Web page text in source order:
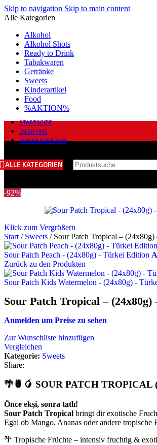
Skip to navigation Skip to main content
Alle Kategorien
Alkohol
Alkohol Shots
Ready to Drink
Tabakwaren
Getränke
Sweets
Kinderartikel
Food
%AKTION%
STARTSEITE
ÜBER UNS
KOMMUNIKATION
ALLE KATEGORIEN
-92%
Klick zum Vergrößern
Start / Sweets / Sour Patch Tropical –
Sour Patch Peach - (24x80g) - Türkei Edition
Zurück zu den Produkten
Sour Patch Kids Watermelon - (24x80g) -
Sour Patch Tropical –
Anmelden um Preise zu sehen
Zur Wunschliste hinzufügen
Vergleichen
Kategorie: Sweets
Share:
🌴🍍🥭 SOUR PATCH
Önce ekşi, sonra tatlı!
Sour Patch Tropical bringt dir exotische
Egal ob Mango, Ananas oder andere tropische
🌴 Tropische Früchte – intensiv fruchtig &